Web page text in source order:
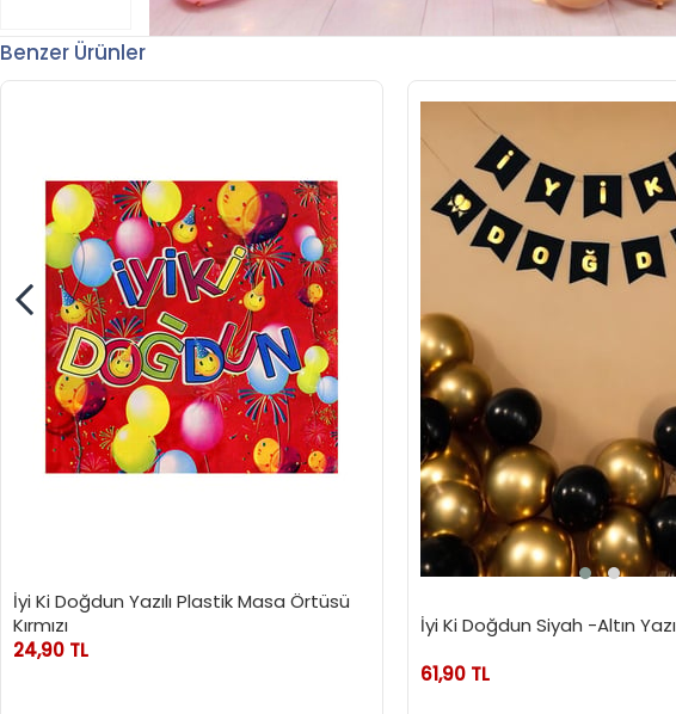
Benzer Ürünler
İyi Ki Doğdun Yazılı Plastik Masa Örtüsü
Kırmızı
24,90 TL
İyi Ki Doğdun Siyah -Altın Yazı
61,90 TL